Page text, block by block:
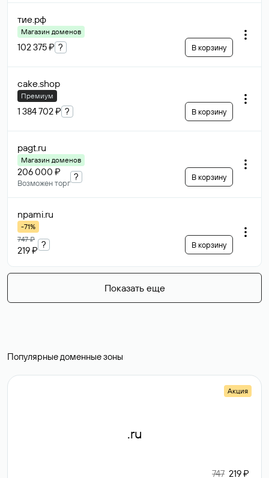
тие.рф
Магазин доменов
102 375 ₽ ? В корзину
cake.shop
Премиум
1 384 702 ₽ ? В корзину
pagt.ru
Магазин доменов
206 000 ₽
Возможен торг
? В корзину
npami.ru
-71%
747 ₽
219 ₽
? В корзину
Показать еще
Популярные доменные зоны
Акция
.ru
747 219 ₽